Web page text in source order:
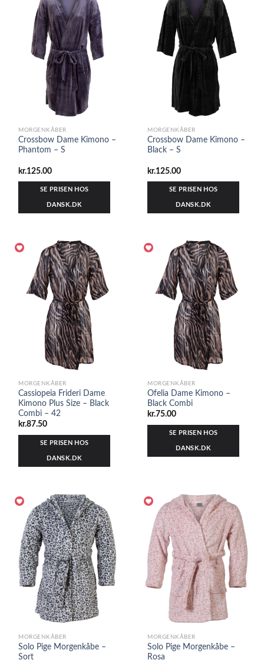
MORGENKÅBER
Crossbow Dame Kimono –
Phantom – S
kr.125.00
SE PRISEN HOS
DANSK.DK
MORGENKÅBER
Crossbow Dame Kimono –
Black – S
kr.125.00
SE PRISEN HOS
DANSK.DK
MORGENKÅBER
Cassiopeia Frideri Dame
Kimono Plus Size – Black
Combi – 42
kr.87.50
SE PRISEN HOS
DANSK.DK
MORGENKÅBER
Ofelia Dame Kimono –
Black Combi
kr.75.00
SE PRISEN HOS
DANSK.DK
MORGENKÅBER
Solo Pige Morgenkåbe –
Sort
MORGENKÅBER
Solo Pige Morgenkåbe –
Rosa